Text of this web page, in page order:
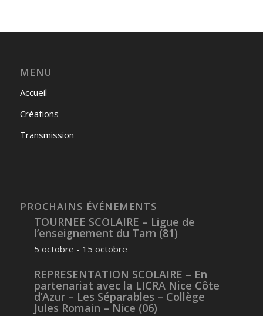
MENU
Accueil
Créations
Transmission
PROCHAINS ÉVÉNEMENTS
TOURNEE SCOLAIRE – Ligue de
l’enseignement du Tarn (81)
5 octobre - 15 octobre
REPRESENTATION SCOLAIRE – En
partenariat avec la LICRA Nice Côte
d’Azur – Les Séparables – Collège
Jules Romain – Nice (06)